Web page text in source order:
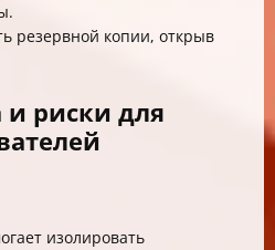
резервной копии, открыв
риски для
изолировать